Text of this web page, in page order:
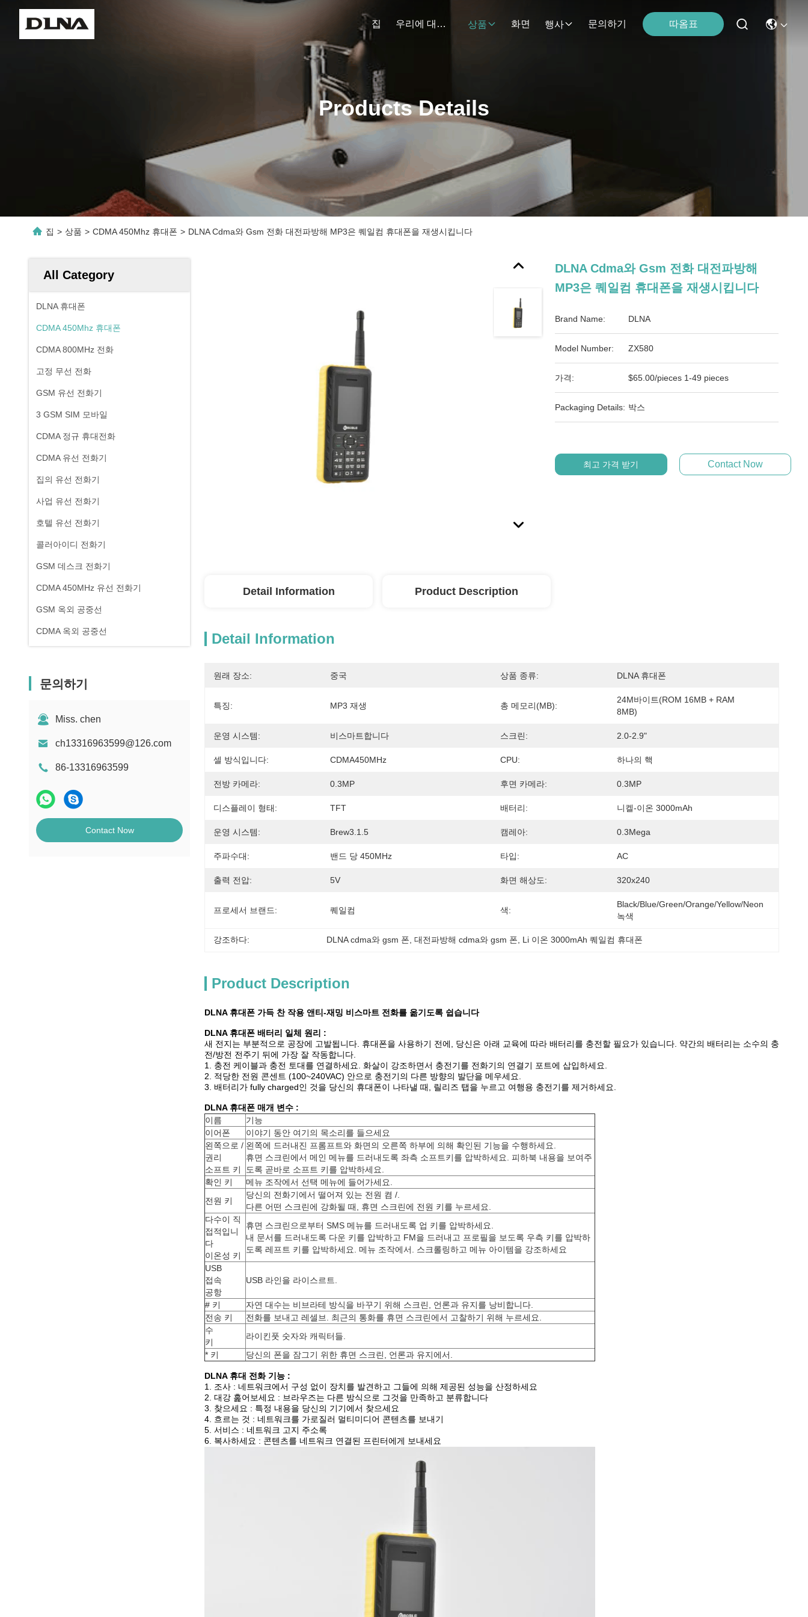
집 우리에 대하여 상품 화면 행사 문의하기 따옴표
Products Details
집 > 상품 > CDMA 450Mhz 휴대폰 > DLNA Cdma와 Gsm 전화 대전파방해 MP3은 퀘일컴 휴대폰을 재생시킵니다
All Category
DLNA 휴대폰
CDMA 450Mhz 휴대폰
CDMA 800MHz 전화
고정 무선 전화
GSM 유선 전화기
3 GSM SIM 모바일
CDMA 정규 휴대전화
CDMA 유선 전화기
집의 유선 전화기
사업 유선 전화기
호텔 유선 전화기
콜러아이디 전화기
GSM 데스크 전화기
CDMA 450MHz 유선 전화기
GSM 옥외 공중선
CDMA 옥외 공중선
문의하기
Miss. chen
ch13316963599@126.com
86-13316963599
Contact Now
DLNA Cdma와 Gsm 전화 대전파방해
MP3은 퀘일컴 휴대폰을 재생시킵니다
Brand Name: DLNA
Model Number: ZX580
가격: $65.00/pieces 1-49 pieces
Packaging Details: 박스
최고 가격 받기 Contact Now
Detail Information Product Description
Detail Information
원래 장소: 중국 상품 종류: DLNA 휴대폰
특징: MP3 재생 총 메모리(MB):
24M바이트(ROM 16MB + RAM
8MB)
운영 시스템: 비스마트합니다 스크린: 2.0-2.9"
셀 방식입니다: CDMA450MHz CPU: 하나의 핵
전방 카메라: 0.3MP 후면 카메라: 0.3MP
디스플레이 형태: TFT 배터리: 니켈-이온 3000mAh
운영 시스템: Brew3.1.5 캠레아: 0.3Mega
주파수대: 밴드 당 450MHz 타입: AC
출력 전압: 5V 화면 해상도: 320x240
프로세서 브랜드: 퀘일컴 색:
Black/Blue/Green/Orange/Yellow/Neon
녹색
강조하다: DLNA cdma와 gsm 폰 , 대전파방해 cdma와 gsm 폰 Li 이온 3000mAh 퀘일컴 휴대폰
Product Description
DLNA 휴대폰 가득 찬 작용 앤티-재밍 비스마트 전화를 옮기도록 쉽습니다
DLNA 휴대폰 배터리 일체 원리 :
새 전지는 부분적으로 공장에 고발됩니다. 휴대폰을 사용하기 전에, 당신은 아래 교육에 따라 배터리를 충전할 필요가 있습니다. 약간의 배터리는 소수의 충
전/방전 전주기 뒤에 가장 잘 작동합니다.
1. 충전 케이블과 충전 토대를 연결하세요. 화살이 강조하면서 충전기를 전화기의 연결기 포트에 삽입하세요.
2. 적당한 전원 콘센트 (100~240VAC) 안으로 충전기의 다른 방향의 발단을 메우세요.
3. 배터리가 fully charged인 것을 당신의 휴대폰이 나타낼 때, 릴리즈 탭을 누르고 여행용 충전기를 제거하세요.
DLNA 휴대폰 매개 변수 :
이름
기능
이어폰
이야기 동안 여기의 목소리를 들으세요
왼쪽으로 /
권리
소프트 키
왼쪽에 드러내진 프롬프트와 화면의 오른쪽 하부에 의해 확인된 기능을 수행하세요.
휴면 스크린에서 메인 메뉴를 드러내도록 좌측 소프트키를 압박하세요. 피하북 내용을 보여주
도록 곧바로 소프트 키를 압박하세요.
확인 키
메뉴 조작에서 선택 메뉴에 들어가세요.
전원 키
당신의 전화기에서 떨어져 있는 전원 켬 /.
다른 어떤 스크린에 강화될 때, 휴면 스크린에 전원 키를 누르세요.
다수이 직
접적입니
다
이온성 키
휴면 스크린으로부터 SMS 메뉴를 드러내도록 업 키를 압박하세요.
내 문서를 드러내도록 다운 키를 압박하고 FM을 드러내고 프로필을 보도록 우측 키를 압박하
도록 레프트 키를 압박하세요. 메뉴 조작에서. 스크롤링하고 메뉴 아이템을 강조하세요
USB
접속
공항
USB 라인을 라이스르트.
# 키
자연 대수는 비브라테 방식을 바꾸기 위해 스크린, 언론과 유지를 낭비합니다.
전송 키
전화를 보내고 레셀브. 최근의 통화를 휴면 스크린에서 고찰하기 위해 누르세요.
수
키
라이킨풋 숫자와 캐릭터들.
* 키
당신의 폰을 잠그기 위한 휴면 스크린, 언론과 유지에서.
DLNA 휴대 전화 기능 :
1. 조사 : 네트워크에서 구성 없이 장치를 발견하고 그들에 의해 제공된 성능을 산정하세요
2. 대강 훑어보세요 : 브라우즈는 다른 방식으로 그것을 만족하고 분류합니다
3. 찾으세요 : 특정 내용을 당신의 기기에서 찾으세요
4. 흐르는 것 : 네트워크를 가로질러 멀티미디어 콘텐츠를 보내기
5. 서비스 : 네트워크 고지 주소록
6. 복사하세요 : 콘텐츠를 네트워크 연결된 프린터에게 보내세요